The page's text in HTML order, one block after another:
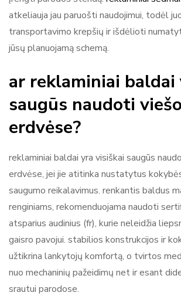
atkeliauja jau paruošti naudojimui, todėl
transportavimo krepšių ir išdėlioti
jūsų planuojamą schemą.
ar reklaminiai baldai
saugūs naudoti
erdvėse?
reklaminiai baldai yra visiškai saugūs
erdvėse, jei jie atitinka nustatytus
saugumo reikalavimus. renkantis baldus
renginiams, rekomenduojama naudoti
atsparius audinius (fr), kurie neleidžia
gaisro pavojui. stabilios konstrukcijos ir
užtikrina lankytojų komfortą, o tvirtos
nuo mechaninių pažeidimų net ir esant
srautui parodose.